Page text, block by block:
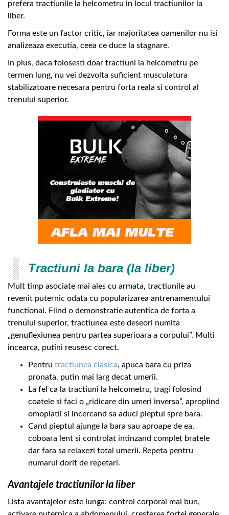
prefera tractiunile la helcometru in locul tractiunilor la
liber.
Forma este un factor critic, iar majoritatea oamenilor nu isi
analizeaza executia, ceea ce duce la stagnare.
In plus, daca folosesti doar tractiuni la helcometru pe
termen lung, nu vei dezvolta suficient musculatura
stabilizatoare necesara pentru forta reala si control al
trenului superior.
Tractiuni la bara (la liber)
Mult timp asociate mai ales cu armata, tractiunile au
revenit puternic odata cu popularizarea antrenamentului
functional. Fiind o demonstratie autentica de forta a
trenului superior, tractiunea este deseori numita
„genuflexiunea pentru partea superioara a corpului”. Multi
incearca, putini reusesc corect.
Pentru tractiunea clasica, apuca bara cu priza
pronata, putin mai larg decat umerii.
La fel ca la tractiuni la helcometru, tragi folosind
coatele si faci o „ridicare din umeri inversa”, apropiind
omoplatii si incercand sa aduci pieptul spre bara.
Cand pieptul ajunge la bara sau aproape de ea,
coboara lent si controlat intinzand complet bratele
dar fara sa relaxezi total umerii. Repeta pentru
numarul dorit de repetari.
Avantajele tractiunilor la liber
Lista avantajelor este lunga: control corporal mai bun,